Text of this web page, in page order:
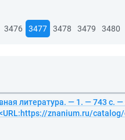
3476 3477 3478 3479 3480
литература. — 1. — 743 с.
znanium.ru/